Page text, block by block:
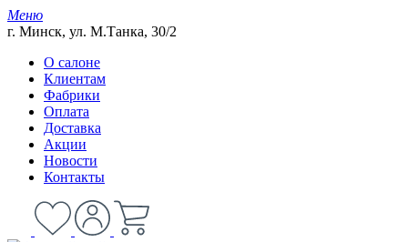
Меню
г. Минск, ул. М.Танка, 30/2
О салоне
Клиентам
Фабрики
Оплата
Доставка
Акции
Новости
Контакты